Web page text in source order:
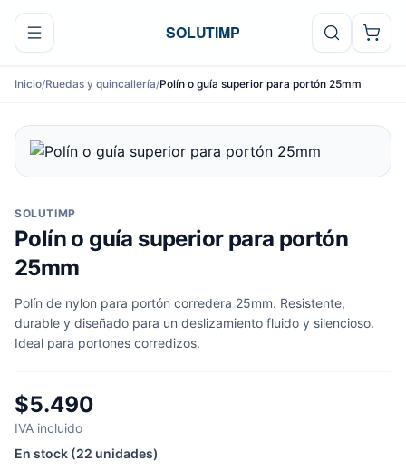
Ir al contenido
SOLUTIMP
Inicio/Ruedas y quincallería/Polín o guía superior para portón 25mm
SOLUTIMP
Polín o guía superior para portón
25mm
Polín de nylon para portón corredera 25mm. Resistente,
durable y diseñado para un deslizamiento fluido y silencioso.
Ideal para portones corredizos.
$5.490
IVA incluido
En stock (22 unidades)